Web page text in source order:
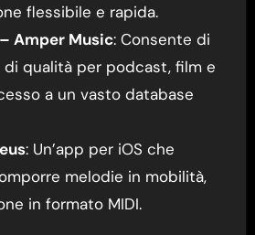
flessibile e rapida.
Amper Music: Consente di
di qualità per podcast, film e
a un vasto database
: Un’app per iOS che
melodie in mobilità,
in formato MIDI.